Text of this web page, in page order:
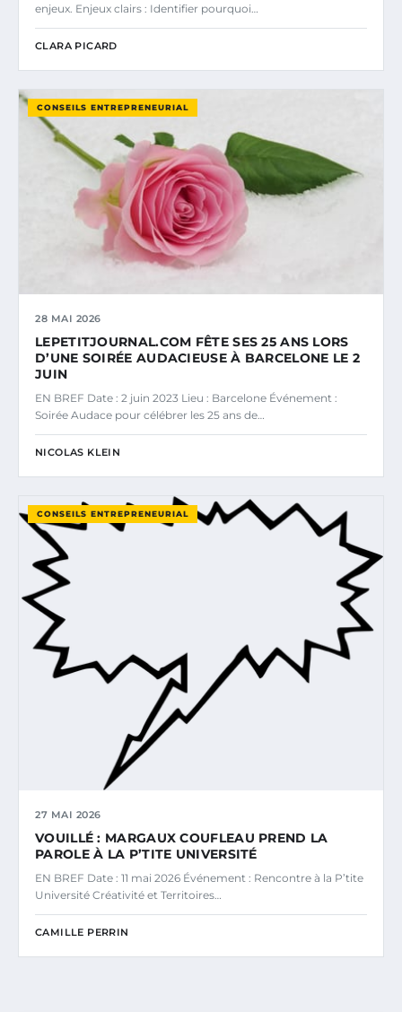
enjeux. Enjeux clairs : Identifier pourquoi…
CLARA PICARD
CONSEILS ENTREPRENEURIAL
28 MAI 2026
LEPETITJOURNAL.COM FÊTE SES 25 ANS LORS
D’UNE SOIRÉE AUDACIEUSE À BARCELONE LE 2
JUIN
EN BREF Date : 2 juin 2023 Lieu : Barcelone Événement :
Soirée Audace pour célébrer les 25 ans de…
NICOLAS KLEIN
CONSEILS ENTREPRENEURIAL
27 MAI 2026
VOUILLÉ : MARGAUX COUFLEAU PREND LA
PAROLE À LA P’TITE UNIVERSITÉ
EN BREF Date : 11 mai 2026 Événement : Rencontre à la P’tite
Université Créativité et Territoires…
CAMILLE PERRIN